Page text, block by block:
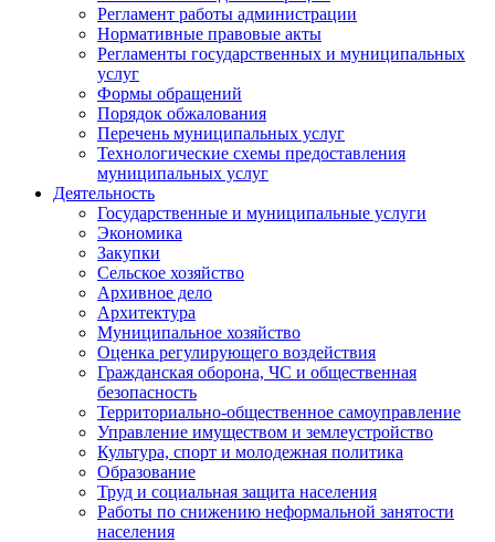
Регламент работы администрации
Нормативные правовые акты
Регламенты государственных и муниципальных
услуг
Формы обращений
Порядок обжалования
Перечень муниципальных услуг
Технологические схемы предоставления
муниципальных услуг
Деятельность
Государственные и муниципальные услуги
Экономика
Закупки
Сельское хозяйство
Архивное дело
Архитектура
Муниципальное хозяйство
Оценка регулирующего воздействия
Гражданская оборона, ЧС и общественная
безопасность
Территориально-общественное самоуправление
Управление имуществом и землеустройство
Культура, спорт и молодежная политика
Образование
Труд и социальная защита населения
Работы по снижению неформальной занятости
населения